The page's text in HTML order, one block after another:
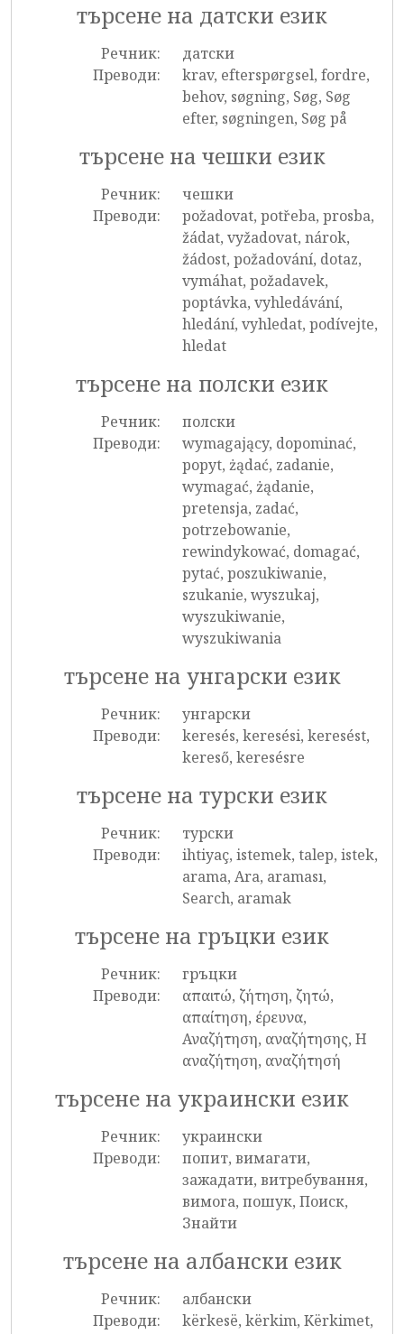
търсене на датски език
Речник:
датски
Преводи:
krav, efterspørgsel, fordre,
behov, søgning, Søg, Søg
efter, søgningen, Søg på
търсене на чешки език
Речник:
чешки
Преводи:
požadovat, potřeba, prosba,
žádat, vyžadovat, nárok,
žádost, požadování, dotaz,
vymáhat, požadavek,
poptávka, vyhledávání,
hledání, vyhledat, podívejte,
hledat
търсене на полски език
Речник:
полски
Преводи:
wymagający, dopominać,
popyt, żądać, zadanie,
wymagać, żądanie,
pretensja, zadać,
potrzebowanie,
rewindykować, domagać,
pytać, poszukiwanie,
szukanie, wyszukaj,
wyszukiwanie,
wyszukiwania
търсене на унгарски език
Речник:
унгарски
Преводи:
keresés, keresési, keresést,
kereső, keresésre
търсене на турски език
Речник:
турски
Преводи:
ihtiyaç, istemek, talep, istek,
arama, Ara, araması,
Search, aramak
търсене на гръцки език
Речник:
гръцки
Преводи:
απαιτώ, ζήτηση, ζητώ,
απαίτηση, έρευνα,
Αναζήτηση, αναζήτησης, Η
αναζήτηση, αναζήτησή
търсене на украински език
Речник:
украински
Преводи:
попит, вимагати,
зажадати, витребування,
вимога, пошук, Поиск,
Знайти
търсене на албански език
Речник:
албански
Преводи:
kërkesë, kërkim, Kërkimet,